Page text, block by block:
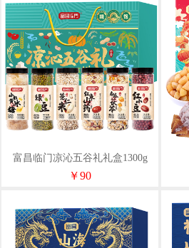
富昌临门凉沁五谷礼礼盒1300g
￥90